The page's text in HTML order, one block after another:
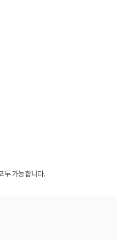
두 가능합니다.